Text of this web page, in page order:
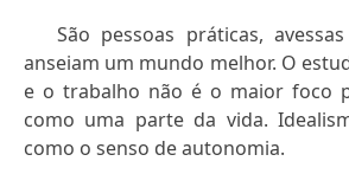
São pessoas práticas,
anseiam um mundo melhor. O
e o trabalho não é o maior foco
como uma parte da vida.
como o senso de autonomia.